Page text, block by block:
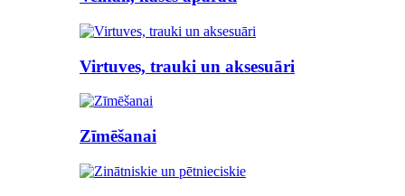
Virtuves, trauki un aksesuāri
Zīmēšanai